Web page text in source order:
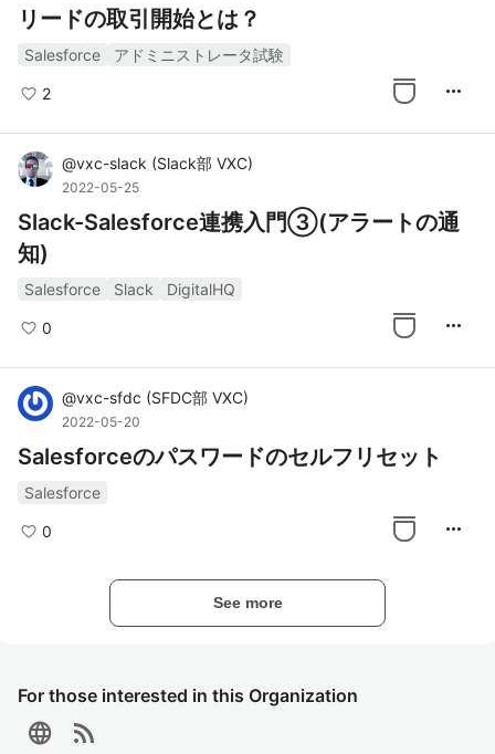
For those interested in this Organization
language rss_feed
リードの取引開始とは？
Salesforce アドミニストレータ試験
2 more_horiz
@vxc-slack (Slack部 VXC)
2022-05-25
Slack-Salesforce連携入門③(アラートの通
知)
Salesforce Slack DigitalHQ
0 more_horiz
@vxc-sfdc (SFDC部 VXC)
2022-05-20
Salesforceのパスワードのセルフリセット
Salesforce
0 more_horiz
See more